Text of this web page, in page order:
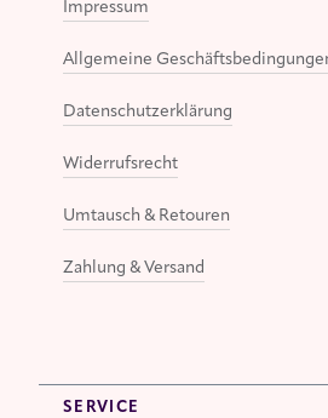
Impressum
Allgemeine
Datenschutzerklärung
Widerrufsrecht
Umtausch & Retouren
Zahlung & Versand
SERVICE